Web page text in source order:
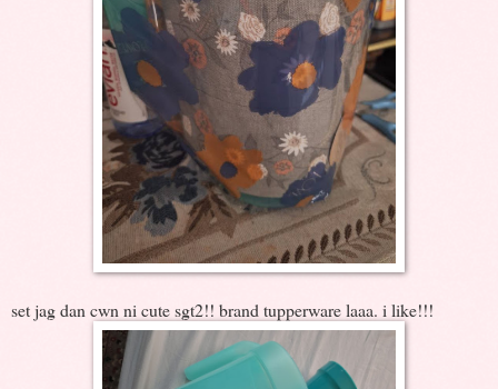
set jag dan cwn ni cute sgt2!! brand tupperware laaa. i like!!!